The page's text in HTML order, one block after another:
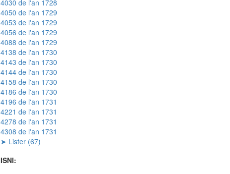
4030 de l'an 1728
4050 de l'an 1729
4053 de l'an 1729
4056 de l'an 1729
4088 de l'an 1729
4138 de l'an 1730
4143 de l'an 1730
4144 de l'an 1730
4158 de l'an 1730
4186 de l'an 1730
4196 de l'an 1731
4221 de l'an 1731
4278 de l'an 1731
4308 de l'an 1731
➤ Lister (67)
ISNI: